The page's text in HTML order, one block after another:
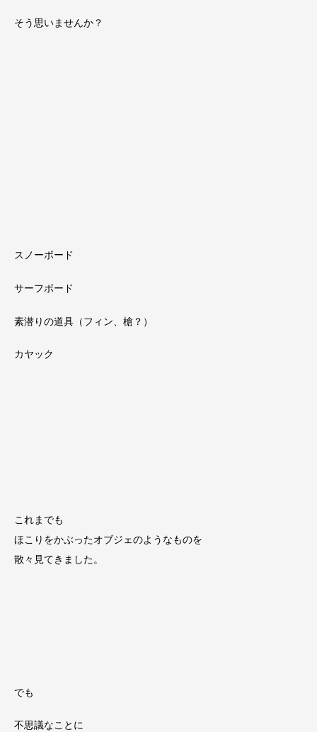
そう思いませんか？
スノーボード
サーフボード
素潜りの道具（フィン、槍？）
カヤック
これまでも
ほこりをかぶったオブジェのようなものを
散々見てきました。
でも
不思議なことに